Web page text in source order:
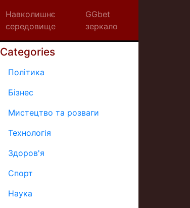
Навколишнє
середовище
GGbet
зеркало
Categories
Політика
Бізнес
Мистецтво та розваги
Технологія
Здоров'я
Спорт
Наука